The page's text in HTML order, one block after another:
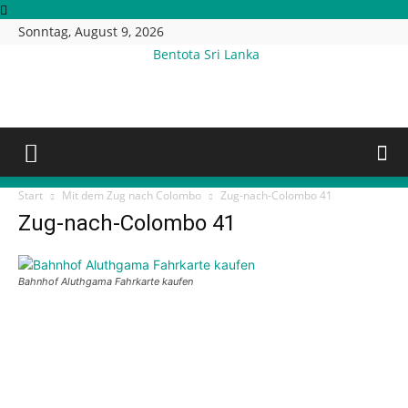
Sonntag, August 9, 2026
Bentota Sri Lanka
Start Mit dem Zug nach Colombo Zug-nach-Colombo 41
Zug-nach-Colombo 41
Bahnhof Aluthgama Fahrkarte kaufen